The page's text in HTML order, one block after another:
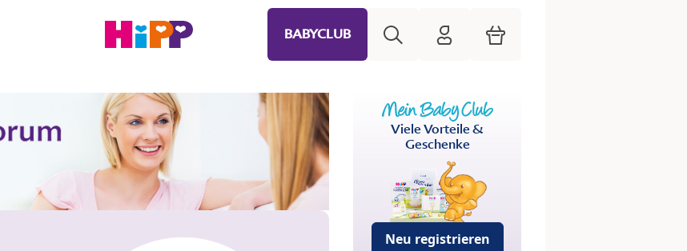
BABYCLUB HiPP Mein Babyclub
Warenkorb
Viele Vorteile &
Geschenke
Neu registrieren